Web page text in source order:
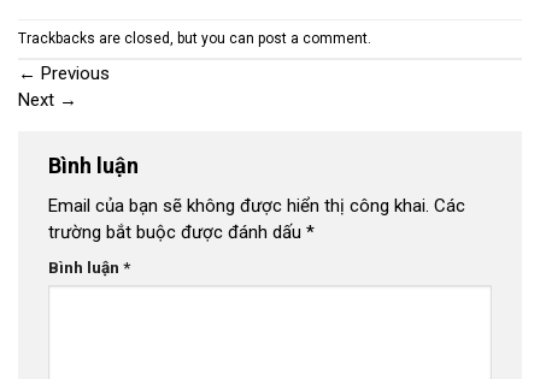
Trackbacks are closed, but you can post a comment.
← Previous
Next →
Bình luận
Email của bạn sẽ không được hiển thị công khai. Các
trường bắt buộc được đánh dấu *
Bình luận *